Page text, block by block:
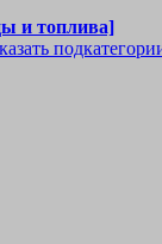
и топлива]